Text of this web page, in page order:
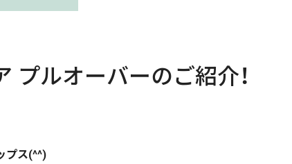
プルオーバーのご紹介！
プス(^^)